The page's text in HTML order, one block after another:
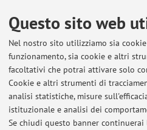
Questo sito web
Nel nostro sito utilizziamo sia
funzionamento, sia cookie e altri
facoltativi che potrai attivare solo
Cookie e altri strumenti di
analisi statistiche, misure
istituzionale e analisi dei
Se chiudi questo banner
Avvisi
Al momento non sono presenti
Area riservata
Accedi tramiteloginper gestire tutti